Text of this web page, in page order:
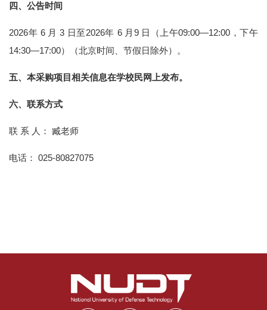
四、公告时间
2026年 6 月 3 日至2026年 6 月9 日（上午09:00—12:00，下午
14:30—17:00）（北京时间、节假日除外）。
五、本采购项目相关信息在学校民网上发布。
六、联系方式
联 系 人： 臧老师
电话： 025-80827075